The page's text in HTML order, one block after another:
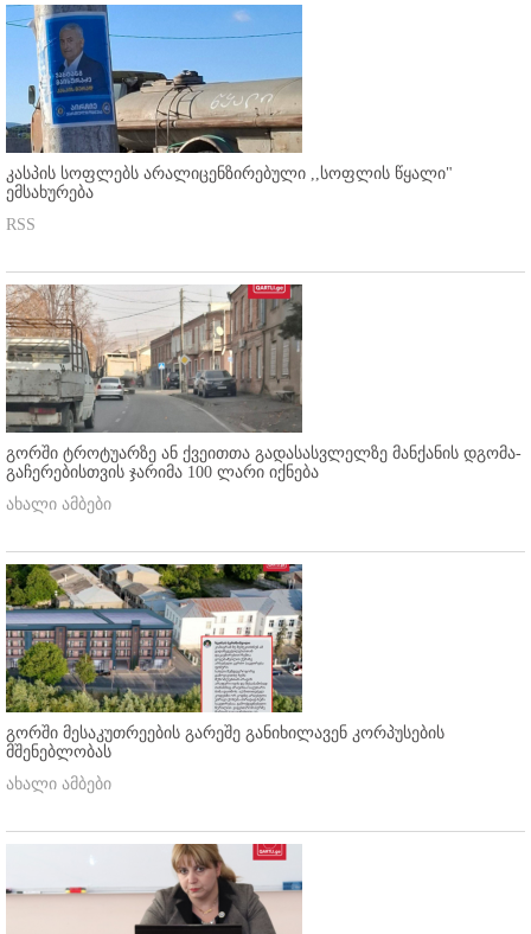
კასპის სოფლებს არალიცენზირებული ,,სოფლის წყალი"
ემსახურება
RSS
გორში ტროტუარზე ან ქვეითთა გადასასვლელზე მანქანის დგომა-
გაჩერებისთვის ჯარიმა 100 ლარი იქნება
ახალი ამბები
გორში მესაკუთრეების გარეშე განიხილავენ კორპუსების
მშენებლობას
ახალი ამბები